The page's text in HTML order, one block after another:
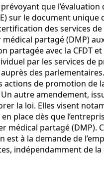
que
le document unique
des
partagé (DMP)
avec la CFDT
par les services de
des
de promotion
autre amendement,
la loi. Elles visent
place dès que
médical partagé
à la demande de
indépendamment de